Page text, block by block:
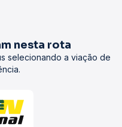
nesta rota
selecionando a viação de